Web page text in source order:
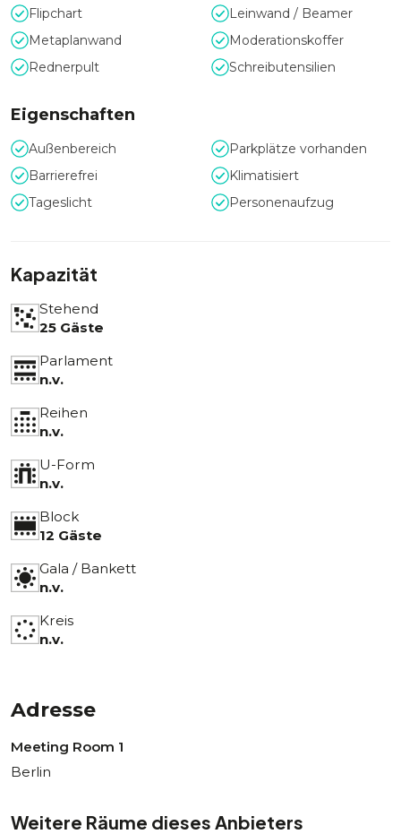
Flipchart
Leinwand / Beamer
Metaplanwand
Moderationskoffer
Rednerpult
Schreibutensilien
Eigenschaften
Außenbereich
Parkplätze vorhanden
Barrierefrei
Klimatisiert
Tageslicht
Personenaufzug
Kapazität
Stehend
25 Gäste
Parlament
n.v.
Reihen
n.v.
U-Form
n.v.
Block
12 Gäste
Gala / Bankett
n.v.
Kreis
n.v.
Adresse
Meeting Room 1
Berlin
Weitere Räume dieses Anbieters